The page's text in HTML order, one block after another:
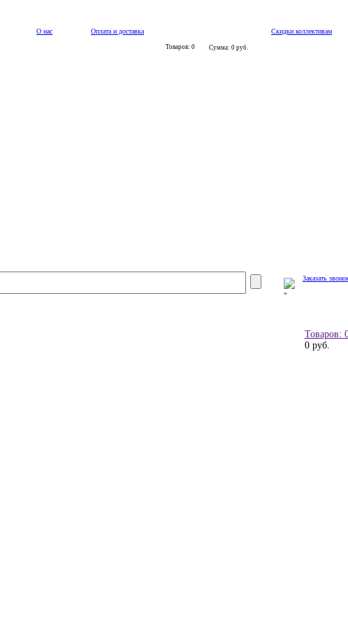
О нас Оплата и доставка Скидки коллективам
Товаров: 0 Сумма: 0 руб.
Заказать
Товаров:
0 руб.